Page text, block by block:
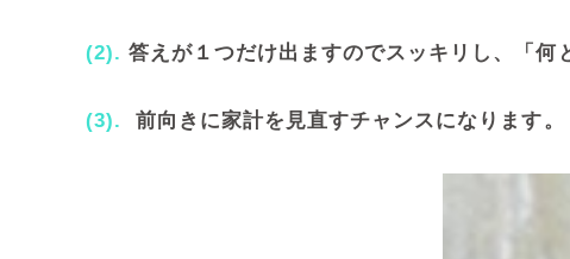
(2).答えが１つだけ出ますのでスッキリし、「何
(3). 前向きに家計を見直すチャンスになります。